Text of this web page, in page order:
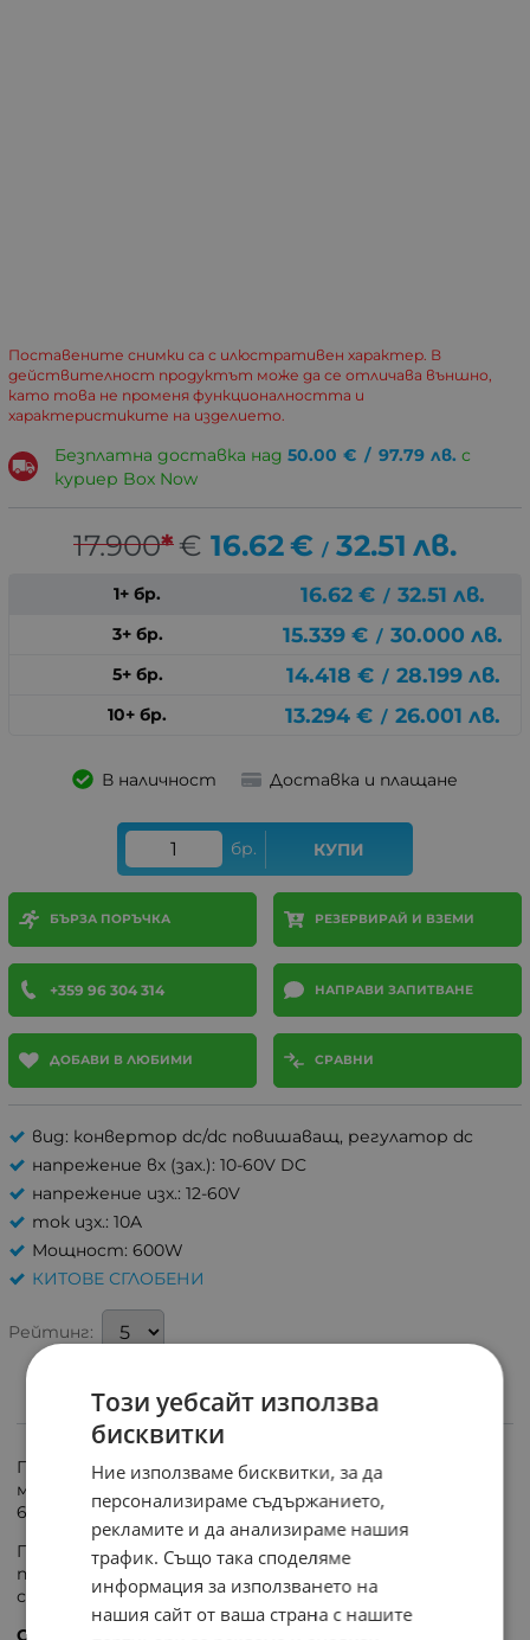
Поставените снимки са с илюстративен характер. В
действителност продуктът може да се отличава външно,
като това не променя функционалността и
характеристиките на изделието.
Безплатна доставка над 50.00 € / 97.79 лв. с
куриер Box Now
17.900*€ 16.62€ / 32.51 лв.
1+ бр. 16.62 € / 32.51 лв.
3+ бр. 15.339 € / 30.000 лв.
5+ бр. 14.418 € / 28.199 лв.
10+ бр. 13.294 € / 26.001 лв.
В наличност Доставка и плащане
бр. КУПИ
БЪРЗА ПОРЪЧКА РЕЗЕРВИРАЙ И ВЗЕМИ
+359 96 304 314 НАПРАВИ ЗАПИТВАНЕ
ДОБАВИ В ЛЮБИМИ СРАВНИ
вид: конвертор dc/dc повишаващ, регулатор dc
напрежение вх (зах.): 10-60V DC
напрежение изх.: 12-60V
ток изх.: 10A
Мощност: 600W
КИТОВЕ СГЛОБЕНИ
Рейтинг:
ИНФОРМАЦИЯ
Преобразувател на напрежение, повишаващ DC
модул 600 W с регулируемо изходно напрежение 12-
60V DC и изходен ток 0,2 до 10 A.
Повишаващ конвертор с висока изходна мощност
позволявайки приложения в различни електронни и
соларни системи.
Спецификации:
Този уебсайт използва
бисквитки
Ние използваме бисквитки, за да
персонализираме съдържанието,
рекламите и да анализираме нашия
трафик. Също така споделяме
информация за използването на
нашия сайт от ваша страна с нашите